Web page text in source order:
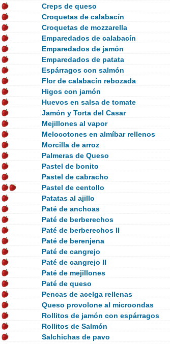
Creps de queso
Croquetas de calabacín
Croquetas de mozzarella
Emparedados de calabacín
Emparedados de jamón
Emparedados de patata
Espárragos con salmón
Flor de calabacín rebozada
Higos con jamón
Huevos en salsa de tomate
Jamón y Torta del Casar
Mejillones al vapor
Melocotones en almíbar rellenos
Morcilla de arroz
Palmeras de Queso
Pastel de bonito
Pastel de cabracho
Pastel de centollo
Patatas al ajillo
Paté de anchoas
Paté de berberechos
Paté de berberechos II
Paté de berenjena
Paté de cangrejo
Paté de cangrejo II
Paté de mejillones
Paté de queso
Pencas de acelga rellenas
Queso provolone al microondas
Rollitos de jamón con espárragos
Rollitos de Salmón
Salchichas de pavo